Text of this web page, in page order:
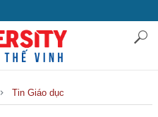
Tin Giáo dục